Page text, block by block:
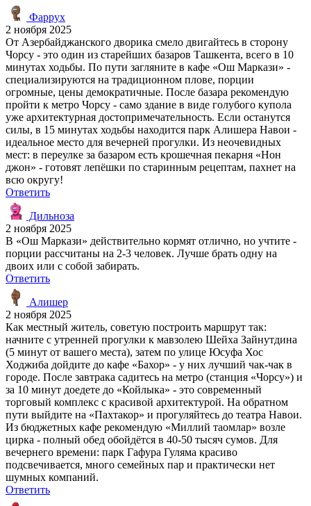
Фаррух
2 ноября 2025
От Азербайджанского дворика смело двигайтесь в сторону
Чорсу - это один из старейших базаров Ташкента, всего в 10
минутах ходьбы. По пути загляните в кафе «Ош Маркази» -
специализируются на традиционном плове, порции
огромные, цены демократичные. После базара рекомендую
пройти к метро Чорсу - само здание в виде голубого купола
уже архитектурная достопримечательность. Если останутся
силы, в 15 минутах ходьбы находится парк Алишера Навои -
идеальное место для вечерней прогулки. Из неочевидных
мест: в переулке за базаром есть крошечная пекарня «Нон
джон» - готовят лепёшки по старинным рецептам, пахнет на
всю округу!
Ответить
Дильноза
2 ноября 2025
В «Ош Маркази» действительно кормят отлично, но учтите -
порции рассчитаны на 2-3 человек. Лучше брать одну на
двоих или с собой забирать.
Ответить
Алишер
2 ноября 2025
Как местный житель, советую построить маршрут так:
начните с утренней прогулки к мавзолею Шейха Зайнутдина
(5 минут от вашего места), затем по улице Юсуфа Хос
Ходжиба дойдите до кафе «Бахор» - у них лучший чак-чак в
городе. После завтрака садитесь на метро (станция «Чорсу») и
за 10 минут доедете до «Койлыка» - это современный
торговый комплекс с красивой архитектурой. На обратном
пути выйдите на «Пахтакор» и прогуляйтесь до театра Навои.
Из бюджетных кафе рекомендую «Миллий таомлар» возле
цирка - полный обед обойдётся в 40-50 тысяч сумов. Для
вечернего времени: парк Гафура Гуляма красиво
подсвечивается, много семейных пар и практически нет
шумных компаний.
Ответить